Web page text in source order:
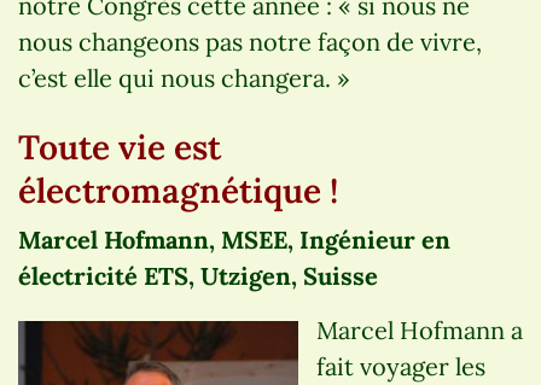
nous changeons pas notre façon de vivre,
c’est elle qui nous changera. »
Toute vie est
électromagnétique !
Marcel Hofmann, MSEE, Ingénieur en
électricité ETS, Utzigen, Suisse
Marcel Hofmann a
fait voyager les